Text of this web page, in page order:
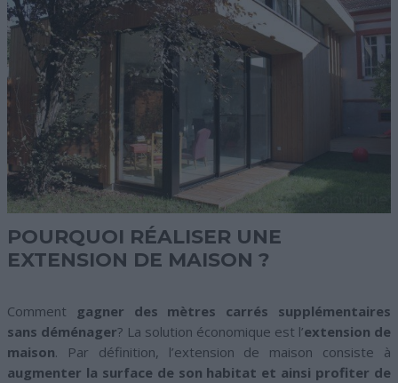
POURQUOI RÉALISER UNE
EXTENSION DE MAISON ?
Comment
gagner des mètres carrés supplémentaires
sans déménager? La solution économique est l’extension de
maison. Par définition, l’extension de maison consiste à
augmenter la surface de son habitat et ainsi profiter de